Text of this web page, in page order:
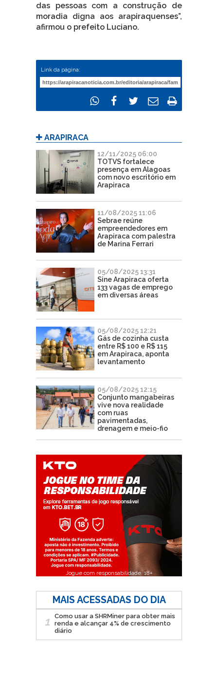
das pessoas com a construção de
moradia digna aos arapiraquenses”,
afirmou o prefeito Luciano.
Link da página:
ARAPIRACA
12/11/2025 06:00
TOTVS fortalece
presença em Alagoas
com novo escritório em
Arapiraca
11/08/2025 11:06
Sebrae reúne
empreendedores em
Arapiraca com palestra
de Marina Ferrari
05/08/2025 13:31
Sine Arapiraca oferta
133 vagas de emprego
em diversas áreas
05/08/2025 12:21
Gás de cozinha custa
entre R$ 100 e R$ 115
em Arapiraca, aponta
levantamento
05/08/2025 12:15
Conjunto mangabeiras
vive nova realidade
com ruas
pavimentadas,
drenagem e meio-fio
Jogue com responsabilidade. 18+
MAIS ACESSADAS DO DIA
1
Como usar a SHRMiner para obter mais
renda e alcançar 4% de crescimento
diário